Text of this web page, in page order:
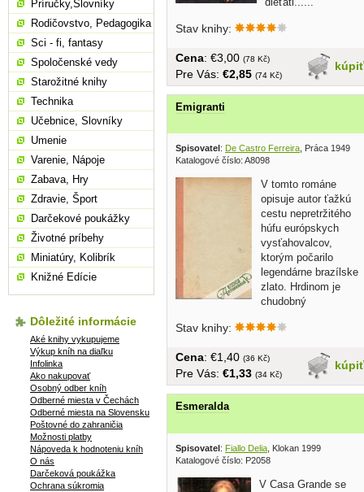
Stav knihy:
kúpiť
Cena: €3,00 (78 Kč)
Pre Vás: €2,85 (74 Kč)
Emigranti
Spisovatel : De Castro Ferreira, Práca 1949
Katalogové číslo: A8098
V tomto románe
opisuje autor ťažkú
cestu nepretržitého
húfu európskych
vysťahovalcov,
ktorým počarilo
legendárne brazílske
zlato. Hrdinom je
chudobný
Stav knihy:
kúpiť
Cena: €1,40 (36 Kč)
Pre Vás: €1,33 (34 Kč)
Esmeralda
Spisovatel: Fiallo Delia , Klokan 1999
Katalogové číslo: P2058
V Casa Grande se
Príručky,Slovníky
Rodičovstvo, Pedagogika
Sci - fi, fantasy
Spoločenské vedy
Starožitné knihy
Technika
Učebnice, Slovníky
Umenie
Varenie, Nápoje
Zabava, Hry
Zdravie, Šport
Darčekové poukážky
Životné príbehy
Miniatúry, Kolibrík
Knižné Edície
Dôležité informácie
Aké knihy vykupujeme
Výkup kníh na diaľku
Infolinka
Ako nakupovať
Osobný odber kníh
Odberné miesta v Čechách
Odberné miesta na Slovensku
Poštovné do zahraničia
Možnosti platby
Nápoveda k hodnoteniu kníh
O nás
Darčeková poukážka
Ochrana súkromia